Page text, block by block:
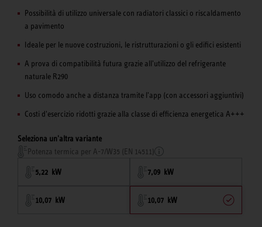
Possibilità di utilizzo universale con radiatori classici o riscaldamento
a pavimento
Ideale per le nuove costruzioni, le ristrutturazioni o gli edifici esistenti
A prova di compatibilità futura grazie all'utilizzo del refrigerante
naturale R290
Uso comodo anche a distanza tramite l'app (con accessori aggiuntivi)
Costi d'esercizio ridotti grazie alla classe di efficienza energetica A+++
Seleziona un'altra variante
Potenza termica per A-7/W35 (EN 14511)
5,22 kW 7,09 kW
10,07 kW 10,07 kW